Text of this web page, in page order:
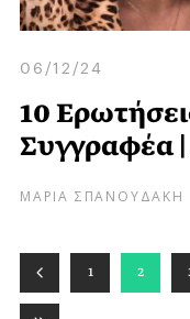
06/12/24
10
Συγγραφέα
ΜΑΡΙΑ ΣΠΑΝΟΥΔΑΚΗ
1 2